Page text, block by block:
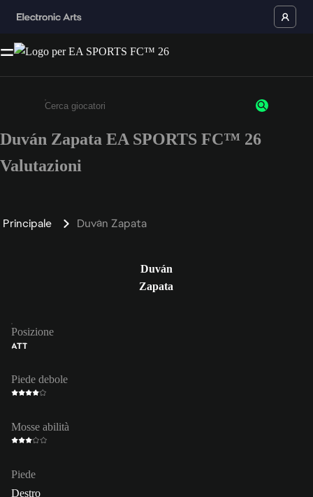
Inserisci un minimo di 3 caratteri o numeri.
Duván Zapata EA SPORTS FC™ 26
Valutazioni
Principale Duván Zapata
Duván
Zapata
Posizione
ATT
Piede debole
Mosse abilità
Piede
Destro